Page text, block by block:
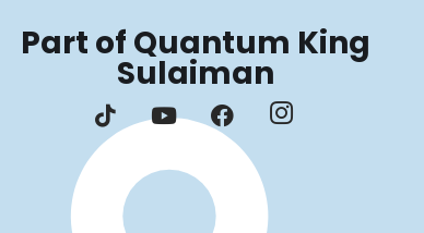
Part of Quantum King
Sulaiman